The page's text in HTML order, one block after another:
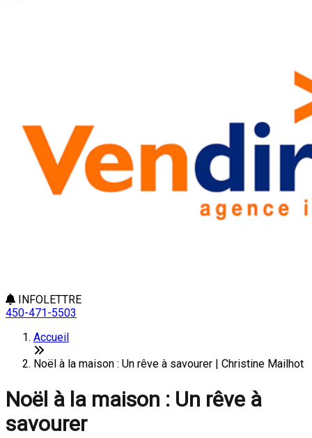
INFOLETTRE
450-471-5503
Accueil
Noël à la maison : Un rêve à savourer | Christine Mailhot
Noël à la maison : Un rêve à
savourer